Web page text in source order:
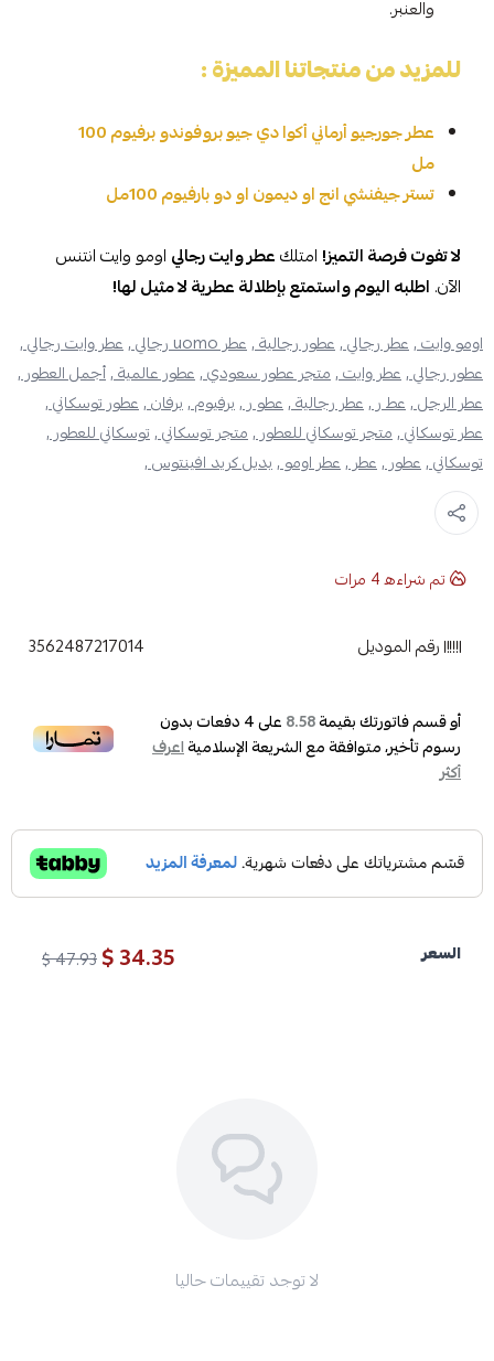
والعنبر.
للمزيد من منتجاتنا المميزة :
عطر جورجيو أرماني أكوا دي جيو بروفوندو برفيوم 100
مل
تستر جيفنشي انج او ديمون او دو بارفيوم 100مل
لا تفوت فرصة التميز! امتلكعطر وايت رجالي اومو وايت انتنس
الآن. اطلبه اليوم واستمتع بإطلالة عطرية لا مثيل لها!
اومو وايت ,عطر رجالي ,عطور رجالية ,عطر uomo رجالي ,
عطر وايت رجالي ,
عطور رجالي ,عطر وايت ,متجر عطور سعودي ,عطور عالمية ,أجمل العطور ,
عطر الرجل ,عط ر ,عطر رجالية ,عطو ر ,برفيوم ,برفان ,عطور توسكاني ,
عطر توسكاني ,متجر توسكاني للعطور ,متجر توسكاني ,توسكاني للعطور ,
توسكاني ,عطور ,عطر ,عطر اومو ,بديل كريد افينتوس ,
تم شراءه4 مرات
رقم الموديل 3562487217014
أو قسم فاتورتك بقيمة8.58 على4دفعات بدون
رسوم تأخير، متوافقة مع الشريعة الإسلاميةاعرف
أكثر
السعر 34.35 $
47.93 $
لا توجد تقييمات حاليا